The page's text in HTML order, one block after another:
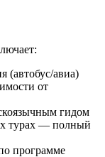
(автобус/авиа)
от
гидом
турах — полный
программе